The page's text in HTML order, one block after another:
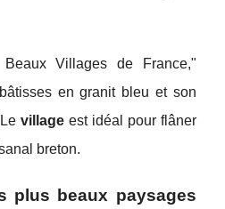
Villages de France,"
en granit bleu et son
villageest idéal pour flâner
breton.
plus beaux paysages